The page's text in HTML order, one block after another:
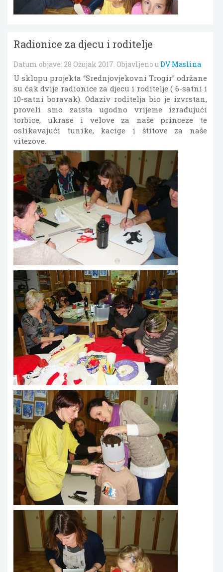
Radionice za djecu i roditelje
Datum objave: 28 Ožujak 2017. Objavljeno uDV Maslina
U sklopu projekta “Srednjovjekovni Trogir” održane
su čak dvije radionice za djecu i roditelje ( 6-satni i
10-satni boravak). Odaziv roditelja bio je izvrstan,
proveli smo zaista ugodno vrijeme izrađujući
torbice, ukrase i velove za naše princeze te
oslikavajući tunike, kacige i štitove za naše
vitezove.